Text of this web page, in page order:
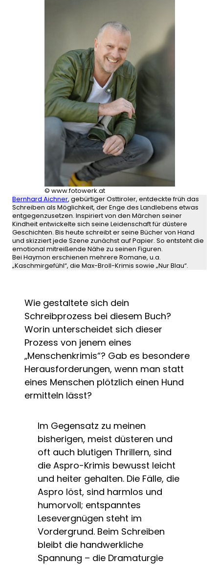
© www.fotowerk.at
Bernhard Aichner, gebürtiger Osttiroler, entdeckte früh das
Schreiben als Möglichkeit, der Enge des Landlebens etwas
entgegenzusetzen. Inspiriert von den Märchen seiner
Kindheit entwickelte sich seine Leidenschaft für düstere
Geschichten. Bis heute schreibt er seine Bücher von Hand
und skizziert jede Szene zunächst auf Papier. So entsteht die
emotional mitreißende Nähe zu seinen Figuren.
Bei Haymon erschienen mehrere Romane, u.a.
„Kaschmirgefühl“, die Max-Broll-Krimis sowie „Nur Blau“.
Wie gestaltete sich dein
Schreibprozess bei diesem Buch?
Worin unterscheidet sich dieser
Prozess von jenem eines
„Menschenkrimis“? Gab es besondere
Herausforderungen, wenn man statt
eines Menschen plötzlich einen Hund
ermitteln lässt?
Im Gegensatz zu meinen
bisherigen, meist düsteren und
oft auch blutigen Thrillern, sind
die Aspro-Krimis bewusst leicht
und heiter gehalten. Die Fälle, die
Aspro löst, sind harmlos und
humorvoll; entspanntes
Lesevergnügen steht im
Vordergrund. Beim Schreiben
bleibt die handwerkliche
Spannung – die Dramaturgie